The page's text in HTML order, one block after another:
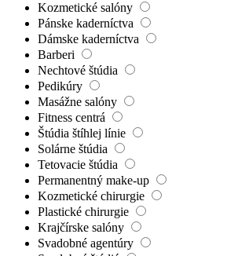
Kozmetické salóny
Pánske kaderníctva
Dámske kaderníctva
Barberi
Nechtové štúdia
Pedikúry
Masážne salóny
Fitness centrá
Štúdia štíhlej línie
Solárne štúdia
Tetovacie štúdia
Permanentný make-up
Kozmetické chirurgie
Plastické chirurgie
Krajčírske salóny
Svadobné agentúry